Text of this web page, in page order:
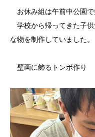
お休み組は午前中公園で
学校から帰ってきた子供
な物を制作していました。
壁画に飾るトンボ作り